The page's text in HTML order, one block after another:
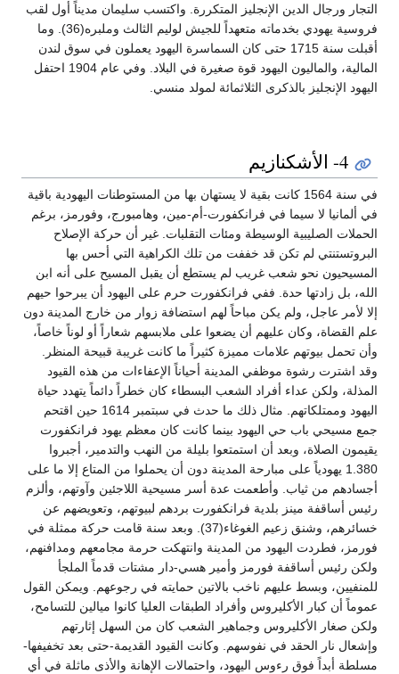
التجار ورجال الدين الإنجليز المتكررة. واكتسب سليمان مديناً أول لقب
فروسية يهودي بخدماته متعهداً للجيش لوليم الثالث وملبره(36). وما
أقبلت سنة 1715 حتى كان السماسرة اليهود يعملون في سوق لندن
المالية، والماليون اليهود قوة صغيرة في البلاد. وفي عام 1904 احتفل
اليهود الإنجليز بالذكرى الثلاثمائة لمولد منسي.
4- الأشكنازيم
في سنة 1564 كانت بقية لا يستهان بها من المستوطنات اليهودية باقية
في ألمانيا لا سيما في فرانكفورت-أم-مين، وهامبورج، وفورمز، برغم
الحملات الصليبية الوسيطة ومئات التقلبات. غير أن حركة الإصلاح
البروتستنتي لم تكن قد خففت من تلك الكراهية التي أحس بها
المسيحيون نحو شعب غريب لم يستطع أن يقبل المسيح على أنه ابن
الله، بل زادتها حدة. ففي فرانكفورت حرم على اليهود أن يبرحوا حيهم
إلا لأمر عاجل، ولم يكن مباحاً لهم استضافة زوار من خارج المدينة دون
علم القضاة، وكان عليهم أن يضعوا على ملابسهم شعاراً أو لوناً خاصاً،
وأن تحمل بيوتهم علامات مميزة كثيراً ما كانت غريبة قبيحة المنظر.
وقد اشترت رشوة موظفي المدينة أحياناً الإعفاءات من هذه القيود
المذلة، ولكن عداء أفراد الشعب البسطاء كان خطراً دائماً يتهدد حياة
اليهود وممتلكاتهم. مثال ذلك ما حدث في سبتمبر 1614 حين اقتحم
جمع مسيحي باب حي اليهود بينما كانت كان معظم يهود فرانكفورت
يقيمون الصلاة، وبعد أن استمتعوا بليلة من النهب والتدمير، أجبروا
1.380 يهودياً على مبارحة المدينة دون أن يحملوا من المتاع إلا ما على
أجسادهم من ثياب. وأطعمت عدة أسر مسيحية اللاجئين وآوتهم، وألزم
رئيس أساقفة مينز بلدية فرانكفورت بردهم لبيوتهم، وتعويضهم عن
خسائرهم، وشنق زعيم الغوغاء(37). وبعد سنة قامت حركة ممثلة في
فورمز، فطردت اليهود من المدينة وانتهكت حرمة مجامعهم ومدافنهم،
ولكن رئيس أساقفة فورمز وأمير هسي-دار مشتات قدماً الملجأ
للمنفيين، وبسط عليهم ناخب بالاتين حمايته في رجوعهم. ويمكن القول
عموماً أن كبار الأكليروس وأفراد الطبقات العليا كانوا ميالين للتسامح،
ولكن صغار الأكليروس وجماهير الشعب كان من السهل إثارتهم
وإشعال نار الحقد في نفوسهم. وكانت القيود القديمة-حتى بعد تخفيفها-
مسلطة أبداً فوق رءوس اليهود، واحتمالات الإهانة والأذى ماثلة في أي